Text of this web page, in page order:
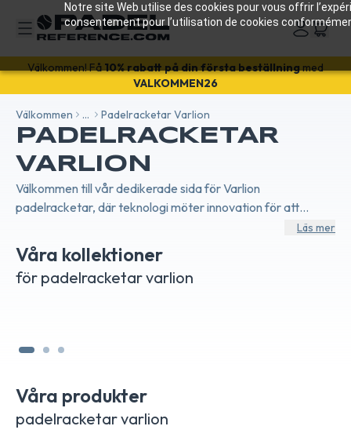
Notre site Web utilise des cookies pour vous offrir
consentement pour l’utilisation de cookies
VALKOMMEN26
REA!-18%med koden SALES18 🔥
Välkommen ... Padelracketar Varlion
PADELRACKETAR
VARLION
Välkommen till vår dedikerade sida för Varlion
padelracketar, där teknologi möter innovation för att
omvandla ditt spel. Varlion är synonymt med kvalitet och
excellens, med racketar designade för att maximera
prestanda på banan. Varje serie, från Bourne till LW och
Maxima, är resultatet av noggrann forskning och utveckling.
innovationerna från Varlion med oss och hitta racketen som
Läs mer
Våra kollektioner
för padelracketar varlion
PADELRACKETAR
VARLION BOURNE
Våra produkter
padelracketar varlion